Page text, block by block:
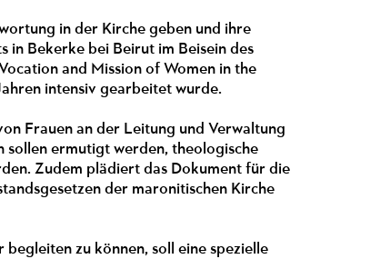
in der Kirche geben und ihre
in Bekerke bei Beirut im Beisein des
and Mission of Women in the
intensiv gearbeitet wurde.
Frauen an der Leitung und Verwaltung
sollen ermutigt werden, theologische
Zudem plädiert das Dokument für die
der maronitischen Kirche
zu können, soll eine spezielle